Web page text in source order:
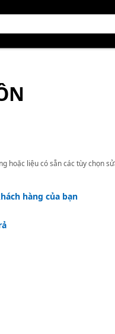
hoặc liệu có sẵn các tùy chọn
hàng của bạn